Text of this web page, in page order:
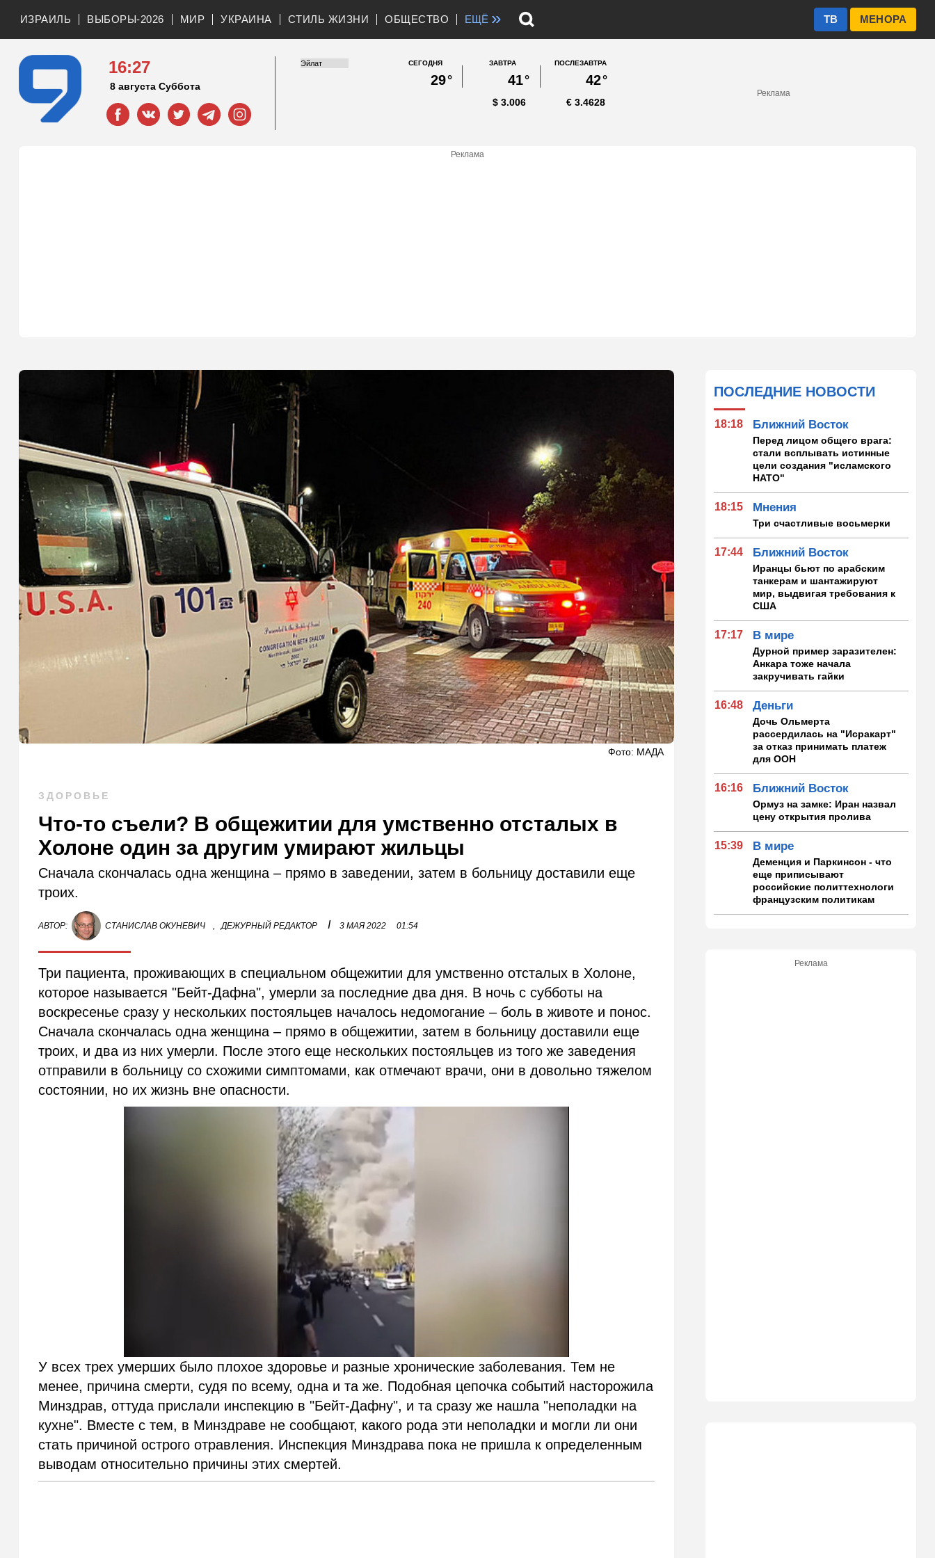
ИЗРАИЛЬ ВЫБОРЫ-2026 МИР УКРАИНА СТИЛЬ ЖИЗНИ ОБЩЕСТВО ЕЩЁ » МЕНОРА
ТВ
16:27
8 августа Суббота
СЕГОДНЯ
29°
ЗАВТРА
41°
ПОСЛЕЗАВТРА
42°
3.006
$ 3.4628
€
Реклама
Реклама
Фото: МАДА
ЗДОРОВЬЕ
Что-то съели? В общежитии для умственно отсталых в
Холоне один за другим умирают жильцы
Сначала скончалась одна женщина – прямо в заведении, затем в больницу доставили еще
троих.
АВТОР: СТАНИСЛАВ ОКУНЕВИЧ , ДЕЖУРНЫЙ РЕДАКТОР I 3 МАЯ 2022 01:54
Три пациента, проживающих в специальном общежитии для умственно отсталых в Холоне,
которое называется "Бейт-Дафна", умерли за последние два дня. В ночь с субботы на
воскресенье сразу у нескольких постояльцев началось недомогание – боль в животе и понос.
Сначала скончалась одна женщина – прямо в общежитии, затем в больницу доставили еще
троих, и два из них умерли. После этого еще нескольких постояльцев из того же заведения
отправили в больницу со схожими симптомами, как отмечают врачи, они в довольно тяжелом
состоянии, но их жизнь вне опасности.
У всех трех умерших было плохое здоровье и разные хронические заболевания. Тем не
менее, причина смерти, судя по всему, одна и та же. Подобная цепочка событий насторожила
Минздрав, оттуда прислали инспекцию в "Бейт-Дафну", и та сразу же нашла "неполадки на
кухне". Вместе с тем, в Минздраве не сообщают, какого рода эти неполадки и могли ли они
стать причиной острого отравления. Инспекция Минздрава пока не пришла к определенным
выводам относительно причины этих смертей.
ПОСЛЕДНИЕ НОВОСТИ
18:18 Ближний Восток
Перед лицом общего врага:
стали всплывать истинные
цели создания "исламского
НАТО"
18:15 Мнения
Три счастливые восьмерки
17:44 Ближний Восток
Иранцы бьют по арабским
танкерам и шантажируют
мир, выдвигая требования к
США
17:17 В мире
Дурной пример заразителен:
Анкара тоже начала
закручивать гайки
16:48 Деньги
Дочь Ольмерта
рассердилась на "Исракарт"
за отказ принимать платеж
для ООН
16:16 Ближний Восток
Ормуз на замке: Иран назвал
цену открытия пролива
15:39 В мире
Деменция и Паркинсон - что
еще приписывают
российские политтехнологи
французским политикам
американский фермер-мем в
Реклама